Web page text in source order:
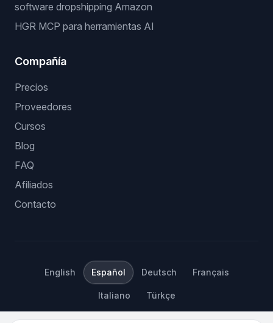
software dropshipping Amazon
HGR MCP para herramientas AI
Compañía
Precios
Proveedores
Cursos
Blog
FAQ
Afiliados
Contacto
English Español Deutsch Français
Italiano Türkçe